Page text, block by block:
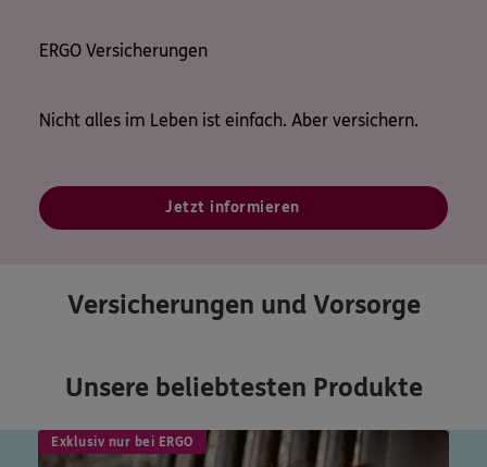
ERGO Versicherungen
Nicht alles im Leben ist einfach. Aber versichern.
Jetzt informieren
Versicherungen und Vorsorge
Unsere beliebtesten Produkte
Exklusiv nur bei ERGO